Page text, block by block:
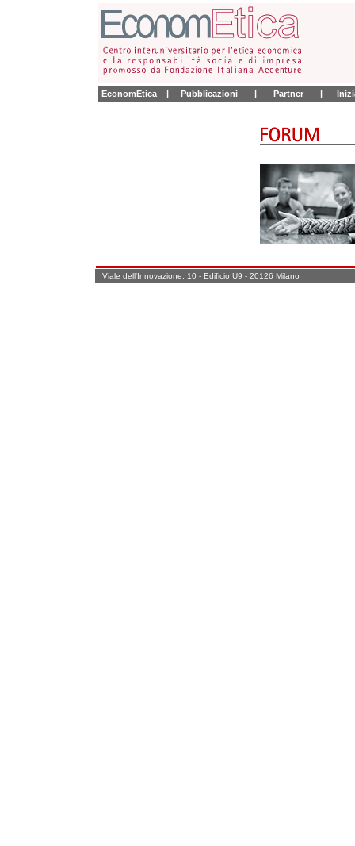
EconomEtica | Pubblicazioni | Partner |
Viale dell'Innovazione, 10 - Edificio U9 - 20126 Milano